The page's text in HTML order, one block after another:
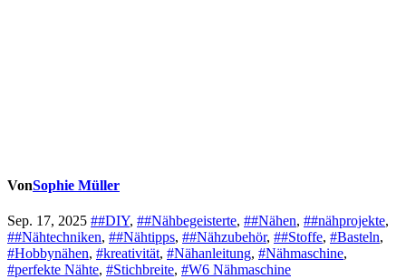
VonSophie Müller
Sep. 17, 2025 ##DIY, ##Nähbegeisterte, ##Nähen, ##nähprojekte,
##Nähtechniken, ##Nähtipps, ##Nähzubehör, ##Stoffe, #Basteln,
#Hobbynähen, #kreativität, #Nähanleitung, #Nähmaschine,
#perfekte Nähte, #Stichbreite, #W6 Nähmaschine